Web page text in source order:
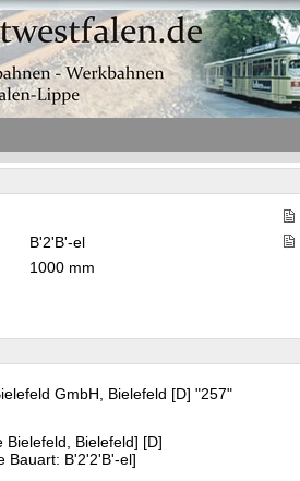
B'2'B'-el
1000 mm
GmbH, Bielefeld [D] "257"
Bielefeld, Bielefeld] [D]
Bauart: B'2'2'B'-el]